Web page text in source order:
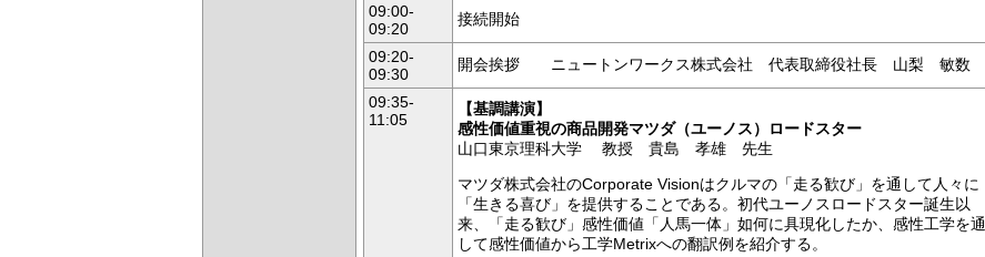
09:00-
09:20
接続開始
09:20-
09:30
開会挨拶 ニュートンワークス株式会社 代表取締役社長 山梨 敏数
09:35-
11:05
【基調講演】
感性価値重視の商品開発マツダ（ユーノス）ロードスター
山口東京理科大学 教授 貴島 孝雄 先生
マツダ株式会社のCorporate Visionはクルマの「走る歓び」を通して人々に
「生きる喜び」を提供することである。初代ユーノスロードスター誕生以
来、「走る歓び」感性価値「人馬一体」如何に具現化したか、感性工学を通
して感性価値から工学Metrixへの翻訳例を紹介する。